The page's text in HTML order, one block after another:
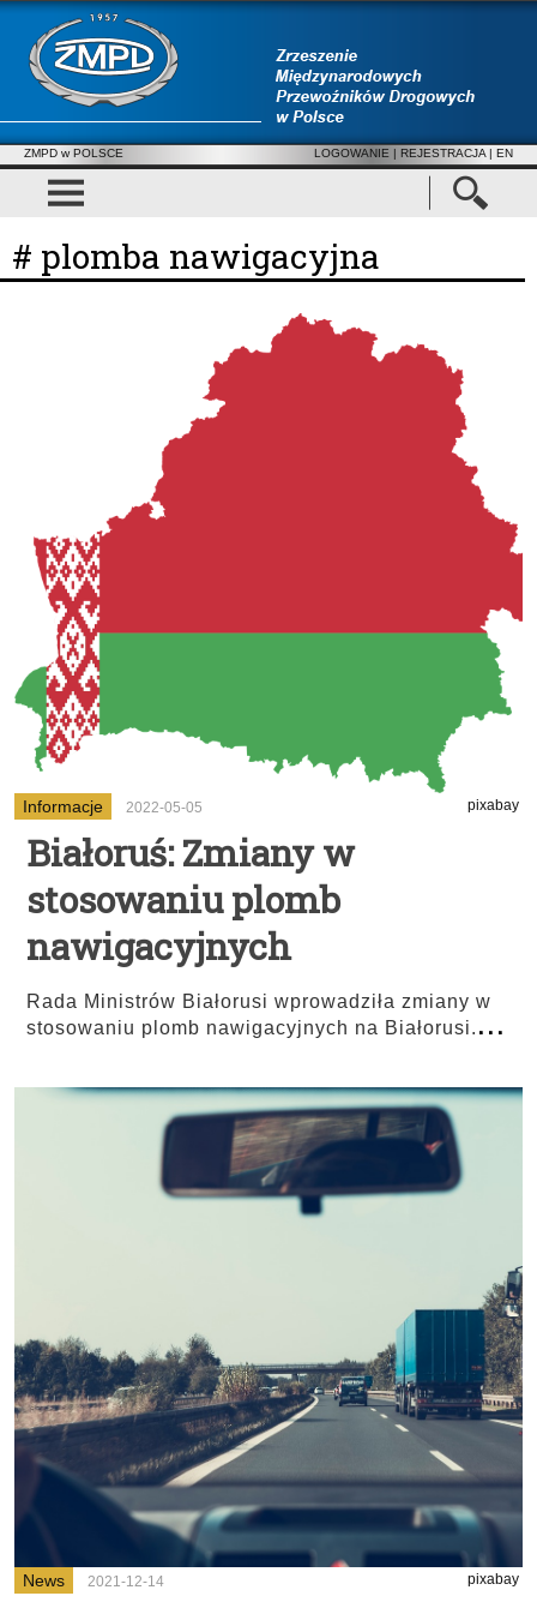
ZMPD w POLSCE LOGOWANIE | REJESTRACJA | EN
# plomba nawigacyjna
Informacje 2022-05-05 pixabay
Białoruś: Zmiany w
stosowaniu plomb
nawigacyjnych
Rada Ministrów Białorusi wprowadziła zmiany w
stosowaniu plomb nawigacyjnych na Białorusi....
News 2021-12-14 pixabay